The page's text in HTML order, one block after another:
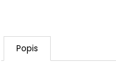
Popis